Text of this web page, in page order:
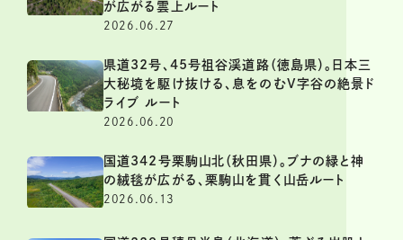
が広がる雲上ルート
2026.06.27
県道32号、45号祖谷渓道路（徳島県）。日本三
大秘境を駆け抜ける、息をのむV字谷の絶景ド
ライブ ルート
2026.06.20
国道342号栗駒山北（秋田県）。ブナの緑と神
の絨毯が広がる、栗駒山を貫く山岳ルート
2026.06.13